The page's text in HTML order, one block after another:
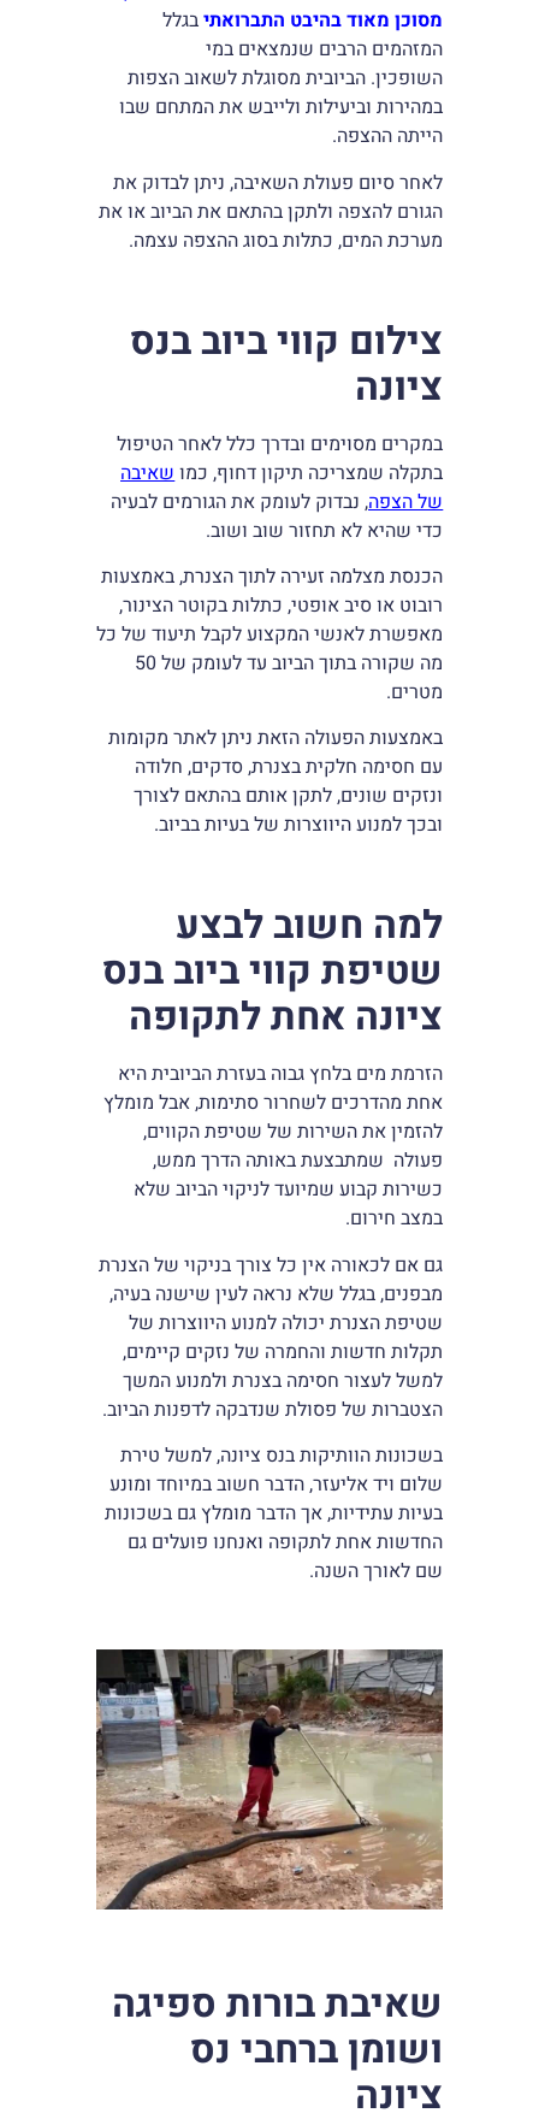
מסוכן מאוד בהיבט התברואתיבגלל
המזהמים הרבים שנמצאים במי
השופכין. הביובית מסוגלת לשאוב הצפות
במהירות וביעילות ולייבש את המתחם שבו
הייתה ההצפה.
לאחר סיום פעולת השאיבה, ניתן לבדוק את
הגורם להצפה ולתקן בהתאם את הביוב או את
מערכת המים, כתלות בסוג ההצפה עצמה.
צילום קווי ביוב בנס
ציונה
במקרים מסוימים ובדרך כלל לאחר הטיפול
בתקלה שמצריכה תיקון דחוף, כמו שאיבה
של הצפה, נבדוק לעומק את הגורמים לבעיה
כדי שהיא לא תחזור שוב ושוב.
הכנסת מצלמה זעירה לתוך הצנרת, באמצעות
רובוט או סיב אופטי, כתלות בקוטר הצינור,
מאפשרת לאנשי המקצוע לקבל תיעוד של כל
מה שקורה בתוך הביוב עד לעומק של 50
מטרים.
באמצעות הפעולה הזאת ניתן לאתר מקומות
עם חסימה חלקית בצנרת, סדקים, חלודה
ונזקים שונים, לתקן אותם בהתאם לצורך
ובכך למנוע היווצרות של בעיות בביוב.
למה חשוב לבצע
שטיפת קווי ביוב בנס
ציונה אחת לתקופה
הזרמת מים בלחץ גבוה בעזרת הביובית היא
אחת מהדרכים לשחרור סתימות, אבל מומלץ
להזמין את השירות של שטיפת הקווים,
פעולה שמתבצעת באותה הדרך ממש,
כשירות קבוע שמיועד לניקוי הביוב שלא
במצב חירום.
גם אם לכאורה אין כל צורך בניקוי של הצנרת
מבפנים, בגלל שלא נראה לעין שישנה בעיה,
שטיפת הצנרת יכולה למנוע היווצרות של
תקלות חדשות והחמרה של נזקים קיימים,
למשל לעצור חסימה בצנרת ולמנוע המשך
הצטברות של פסולת שנדבקה לדפנות הביוב.
בשכונות הוותיקות בנס ציונה, למשל טירת
שלום ויד אליעזר, הדבר חשוב במיוחד ומונע
בעיות עתידיות, אך הדבר מומלץ גם בשכונות
החדשות אחת לתקופה ואנחנו פועלים גם
שם לאורך השנה.
שאיבת בורות ספיגה
ושומן ברחבי נס
ציונה